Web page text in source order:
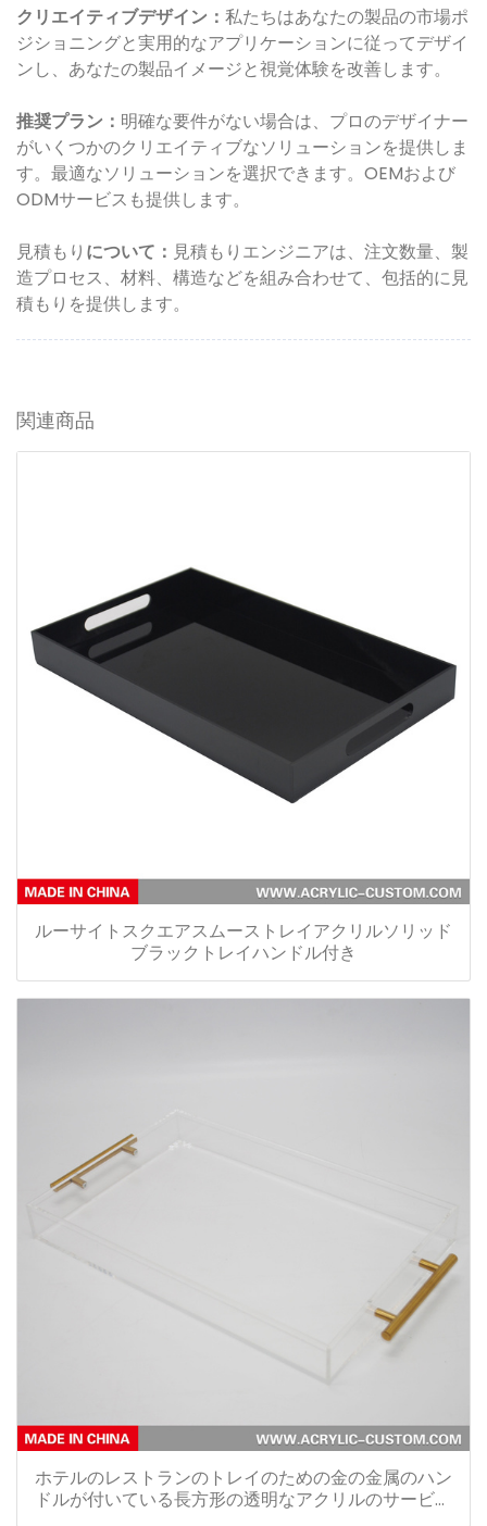
クリエイティブデザイン： 私たちはあなたの製品の市場ポ
ジショニングと実用的なアプリケーションに従ってデザイ
ンし、あなたの製品イメージと視覚体験を改善します。
推奨プラン： 明確な要件がない場合は、プロのデザイナー
がいくつかのクリエイティブなソリューションを提供しま
す。最適なソリューションを選択できます。OEMおよび
ODMサービスも提供します。
見積もり について： 見積もりエンジニアは、注文数量、製
造プロセス、材料、構造などを組み合わせて、包括的に見
積もりを提供します。
関連商品
ルーサイトスクエアスムーストレイアクリルソリッド
ブラックトレイハンドル付き
ホテルのレストランのトレイのための金の金属のハン
ドルが付いている長方形の透明なアクリルのサービン